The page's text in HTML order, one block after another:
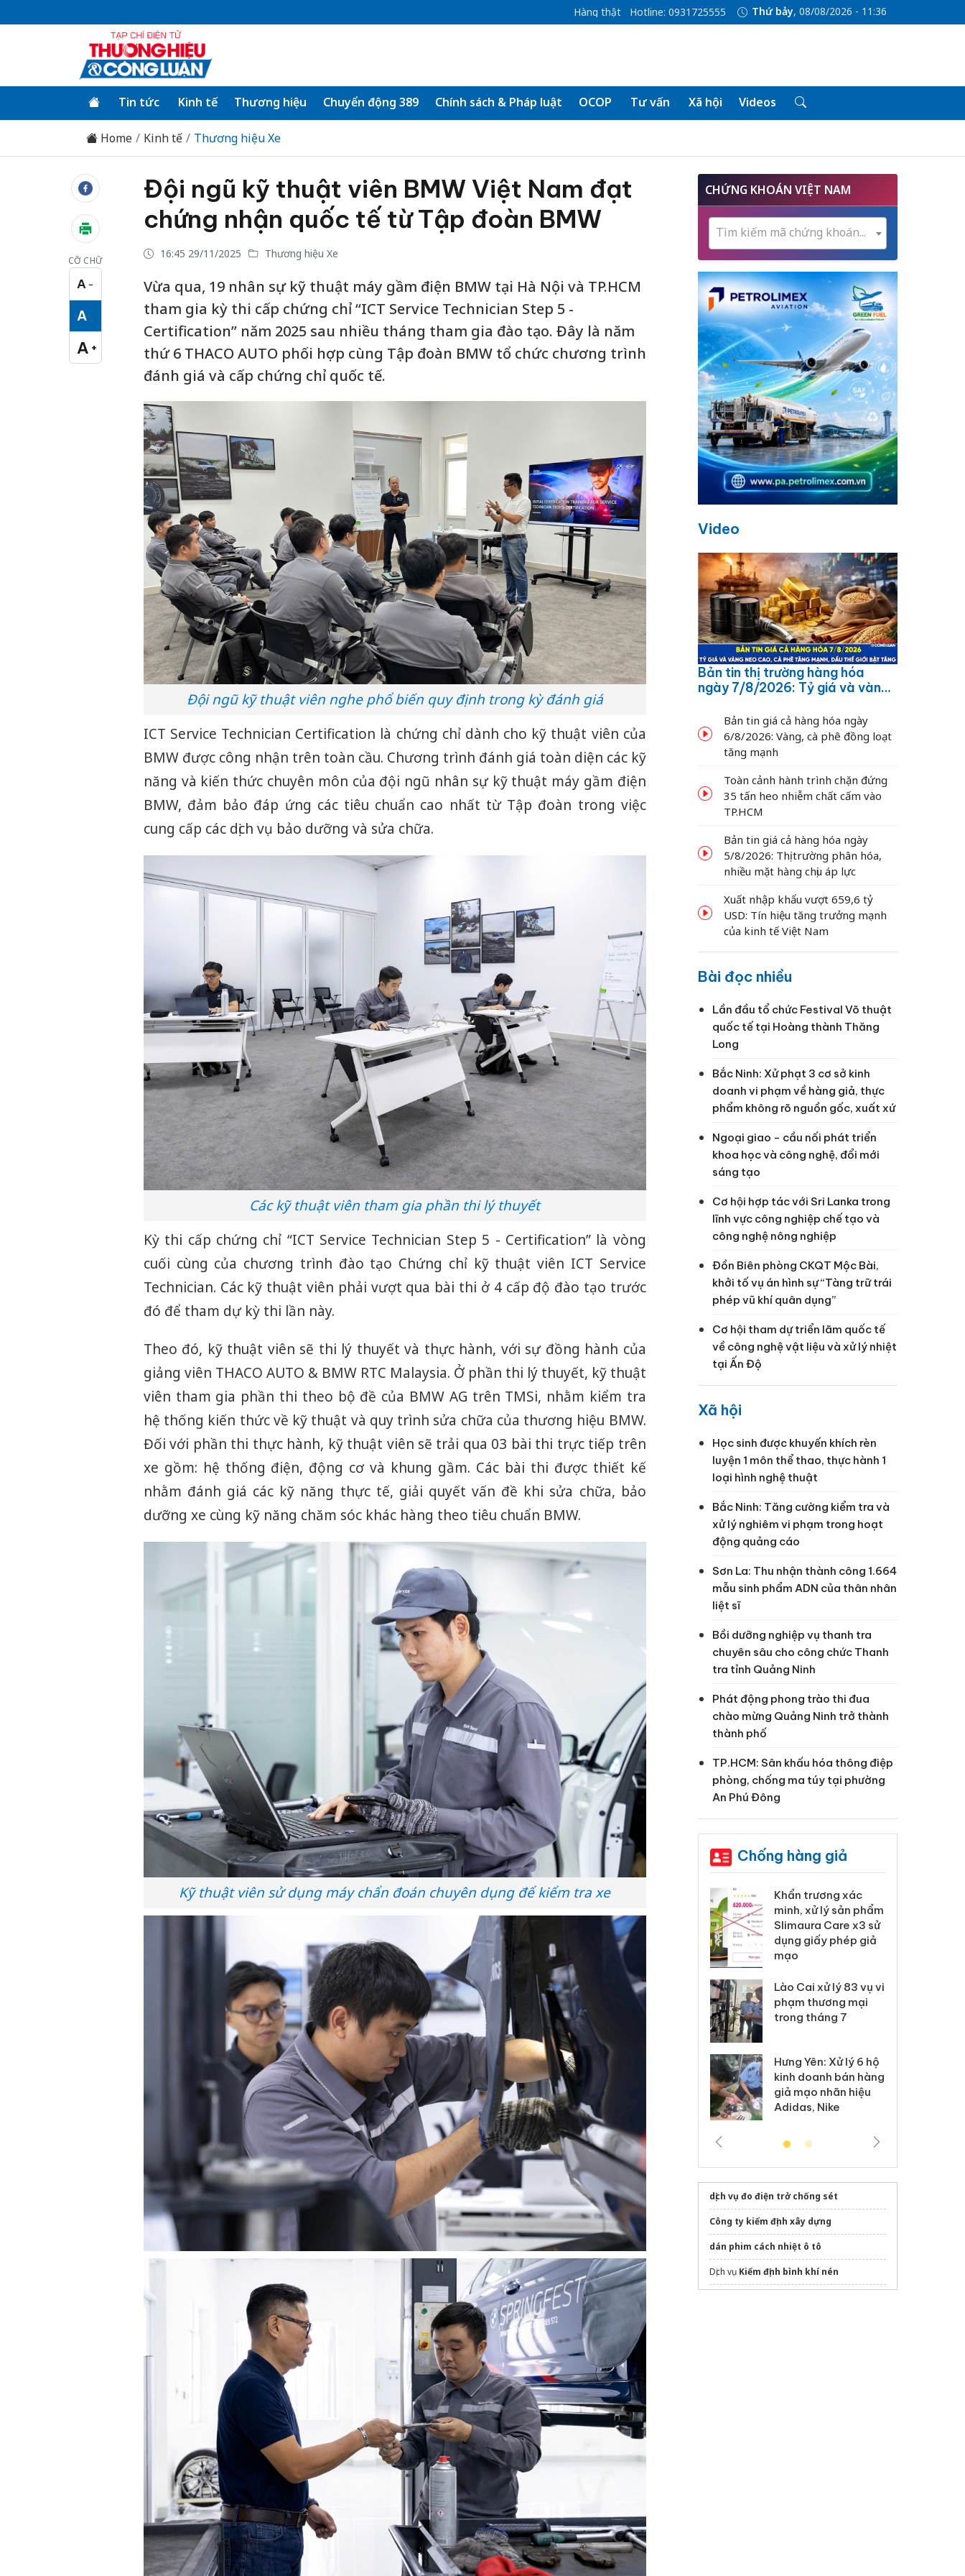
Hàng thật Hotline: 0931725555 Thứ bảy, 08/08/2026 - 11:36
Tin tức Kinh tế Thương hiệu Chuyển động 389 Chính sách & Pháp luật OCOP Tư vấn Xã hội Videos
Home Kinh tế Thương hiệu Xe
CỠ CHỮ
A −
Cỡ chữ nhỏ
A
Cỡ chữ vừa
A +
Cỡ chữ lớn
Đội ngũ kỹ thuật viên BMW Việt Nam đạt
chứng nhận quốc tế từ Tập đoàn BMW
16:45 29/11/2025 Thương hiệu Xe
Vừa qua, 19 nhân sự kỹ thuật máy gầm điện BMW tại Hà Nội và TP.HCM
tham gia kỳ thi cấp chứng chỉ “ICT Service Technician Step 5 -
Certification” năm 2025 sau nhiều tháng tham gia đào tạo. Đây là năm
thứ 6 THACO AUTO phối hợp cùng Tập đoàn BMW tổ chức chương trình
đánh giá và cấp chứng chỉ quốc tế.
Đội ngũ kỹ thuật viên nghe phổ biến quy định trong kỳ đánh giá
ICT Service Technician Certification là chứng chỉ dành cho kỹ thuật viên của
BMW được công nhận trên toàn cầu. Chương trình đánh giá toàn diện các kỹ
năng và kiến thức chuyên môn của đội ngũ nhân sự kỹ thuật máy gầm điện
BMW, đảm bảo đáp ứng các tiêu chuẩn cao nhất từ Tập đoàn trong việc
cung cấp các dịch vụ bảo dưỡng và sửa chữa.
Các kỹ thuật viên tham gia phần thi lý thuyết
Kỳ thi cấp chứng chỉ “ICT Service Technician Step 5 - Certification” là vòng
cuối cùng của chương trình đào tạo Chứng chỉ kỹ thuật viên ICT Service
Technician. Các kỹ thuật viên phải vượt qua bài thi ở 4 cấp độ đào tạo trước
đó để tham dự kỳ thi lần này.
Theo đó, kỹ thuật viên sẽ thi lý thuyết và thực hành, với sự đồng hành của
giảng viên THACO AUTO & BMW RTC Malaysia. Ở phần thi lý thuyết, kỹ thuật
viên tham gia phần thi theo bộ đề của BMW AG trên TMSi, nhằm kiểm tra
hệ thống kiến thức về kỹ thuật và quy trình sửa chữa của thương hiệu BMW.
Đối với phần thi thực hành, kỹ thuật viên sẽ trải qua 03 bài thi trực tiếp trên
xe gồm: hệ thống điện, động cơ và khung gầm. Các bài thi được thiết kế
nhằm đánh giá các kỹ năng thực tế, giải quyết vấn đề khi sửa chữa, bảo
dưỡng xe cùng kỹ năng chăm sóc khác hàng theo tiêu chuẩn BMW.
Kỹ thuật viên sử dụng máy chẩn đoán chuyên dụng để kiểm tra xe
CHỨNG KHOÁN VIỆT NAM
Tìm kiếm mã chứng khoán...
Video
Bản tin thị trường hàng hóa
ngày 7/8/2026: Tỷ giá và vàng
dầu thế giới bật tăng
Bản tin giá cả hàng hóa ngày
6/8/2026: Vàng, cà phê đồng loạt
tăng mạnh
Toàn cảnh hành trình chặn đứng
35 tấn heo nhiễm chất cấm vào
TP.HCM
Bản tin giá cả hàng hóa ngày
5/8/2026: Thị trường phân hóa,
nhiều mặt hàng chịu áp lực
Xuất nhập khẩu vượt 659,6 tỷ
USD: Tín hiệu tăng trưởng mạnh
của kinh tế Việt Nam
Bài đọc nhiều
Lần đầu tổ chức Festival Võ thuật
quốc tế tại Hoàng thành Thăng
Long
Bắc Ninh: Xử phạt 3 cơ sở kinh
doanh vi phạm về hàng giả, thực
phẩm không rõ nguồn gốc, xuất xứ
Ngoại giao - cầu nối phát triển
khoa học và công nghệ, đổi mới
sáng tạo
Cơ hội hợp tác với Sri Lanka trong
lĩnh vực công nghiệp chế tạo và
công nghệ nông nghiệp
Đồn Biên phòng CKQT Mộc Bài,
khởi tố vụ án hình sự “Tàng trữ trái
phép vũ khí quân dụng”
Cơ hội tham dự triển lãm quốc tế
về công nghệ vật liệu và xử lý nhiệt
tại Ấn Độ
Xã hội
Học sinh được khuyến khích rèn
luyện 1 môn thể thao, thực hành 1
loại hình nghệ thuật
Bắc Ninh: Tăng cường kiểm tra và
xử lý nghiêm vi phạm trong hoạt
động quảng cáo
Sơn La: Thu nhận thành công 1.664
mẫu sinh phẩm ADN của thân nhân
liệt sĩ
Bồi dưỡng nghiệp vụ thanh tra
chuyên sâu cho công chức Thanh
tra tỉnh Quảng Ninh
Phát động phong trào thi đua
chào mừng Quảng Ninh trở thành
thành phố
TP.HCM: Sân khấu hóa thông điệp
phòng, chống ma túy tại phường
An Phú Đông
Chống hàng giả
Cà Mau: Tiêu hủy
sản phẩm nhập lậu,
bảo vệ môi trường
kinh doanh
Công an Thanh Hóa
tìm bị hại trong vụ
hại trong vụ án buôn
bán bình sữa
Khẩn trương xác
minh, xử lý sản phẩm
Slimaura Care x3 sử
dụng giấy phép giả
mạo
Lào Cai xử lý 83 vụ vi
phạm thương mại
trong tháng 7
Hưng Yên: Xử lý 6 hộ
kinh doanh bán hàng
giả mạo nhãn hiệu
Adidas, Nike
dịch vụ đo điện trở chống sét
Công ty kiểm định xây dựng
dán phim cách nhiệt ô tô
Dịch vụ Kiểm định bình khí nén